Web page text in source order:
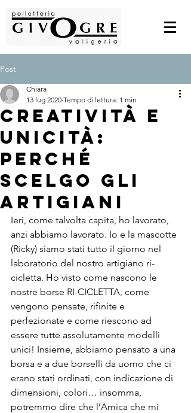
Post
creatività e
unicità:
perché
scelgo gli
artigiani
Chiara
13 lug 2020 Tempo di lettura: 1 min
Ieri, come talvolta capita, ho lavorato,
anzi abbiamo lavorato. Io e la mascotte
(Ricky) siamo stati tutto il giorno nel
laboratorio del nostro artigiano ri-
cicletta. Ho visto come nascono le
nostre borse RI-CICLETTA, come
vengono pensate, rifinite e
perfezionate e come riescono ad
essere tutte assolutamente modelli
unici! Insieme, abbiamo pensato a una
borsa e a due borselli da uomo che ci
erano stati ordinati, con indicazione di
dimensioni, colori… insomma,
potremmo dire che l’Amica che mi